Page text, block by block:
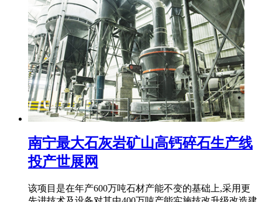
南宁最大石灰岩矿山高钙碎石生产线
投产世展网
该项目是在年产600万吨石材产能不变的基础上,采用更